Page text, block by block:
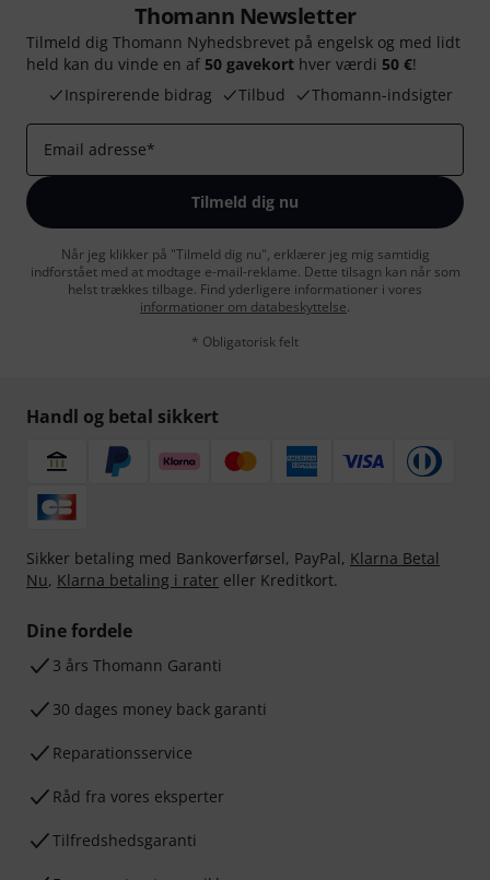
Thomann Newsletter
Tilmeld dig Thomann Nyhedsbrevet på engelsk og med lidt
held kan du vinde en af 50 gavekort hver værdi 50 €!
Inspirerende bidrag
Tilbud Thomann-indsigter
Email adresse*
Tilmeld dig nu
Når jeg klikker på "Tilmeld dig nu", erklærer jeg mig samtidig
indforstået med at modtage e-mail-reklame. Dette tilsagn kan når som
helst trækkes tilbage. Find yderligere informationer i vores
informationer om databeskyttelse.
* Obligatorisk felt
Handl og betal sikkert
Sikker betaling med Bankoverførsel, PayPal, Klarna Betal
Nu, Klarna betaling i rater eller Kreditkort.
Dine fordele
3 års Thomann Garanti
30 dages money back garanti
Reparationsservice
Råd fra vores eksperter
Tilfredshedsgaranti